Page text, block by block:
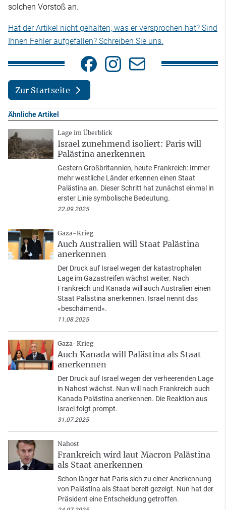
solchen Vorstoß an.
Hat der Artikel nicht gehalten, was er versprochen hat? Sind
Ihnen Fehler aufgefallen? Schreiben Sie uns.
Zur Startseite
Ähnliche Artikel
Lage im Überblick
Israel zunehmend isoliert: Paris will
Palästina anerkennen
Gestern Großbritannien, heute Frankreich: Immer
mehr westliche Länder erkennen einen Staat
Palästina an. Dieser Schritt hat zunächst einmal in
erster Linie symbolische Bedeutung.
22.09.2025
Gaza-Krieg
Auch Australien will Staat Palästina
anerkennen
Der Druck auf Israel wegen der katastrophalen
Lage im Gazastreifen wächst weiter. Nach
Frankreich und Kanada will auch Australien einen
Staat Palästina anerkennen. Israel nennt das
«beschämend».
11.08.2025
Gaza-Krieg
Auch Kanada will Palästina als Staat
anerkennen
Der Druck auf Israel wegen der verheerenden Lage
in Nahost wächst. Nun will nach Frankreich auch
Kanada Palästina anerkennen. Die Reaktion aus
Israel folgt prompt.
31.07.2025
Nahost
Frankreich wird laut Macron Palästina
als Staat anerkennen
Schon länger hat Paris sich zu einer Anerkennung
von Palästina als Staat bereit gezeigt. Nun hat der
Präsident eine Entscheidung getroffen.